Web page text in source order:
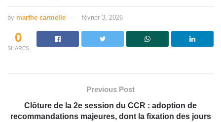
by marthe carmelle février 3, 2026
0
SHARES
Previous Post
Clôture de la 2e session du CCR : adoption de
recommandations majeures, dont la fixation des jours